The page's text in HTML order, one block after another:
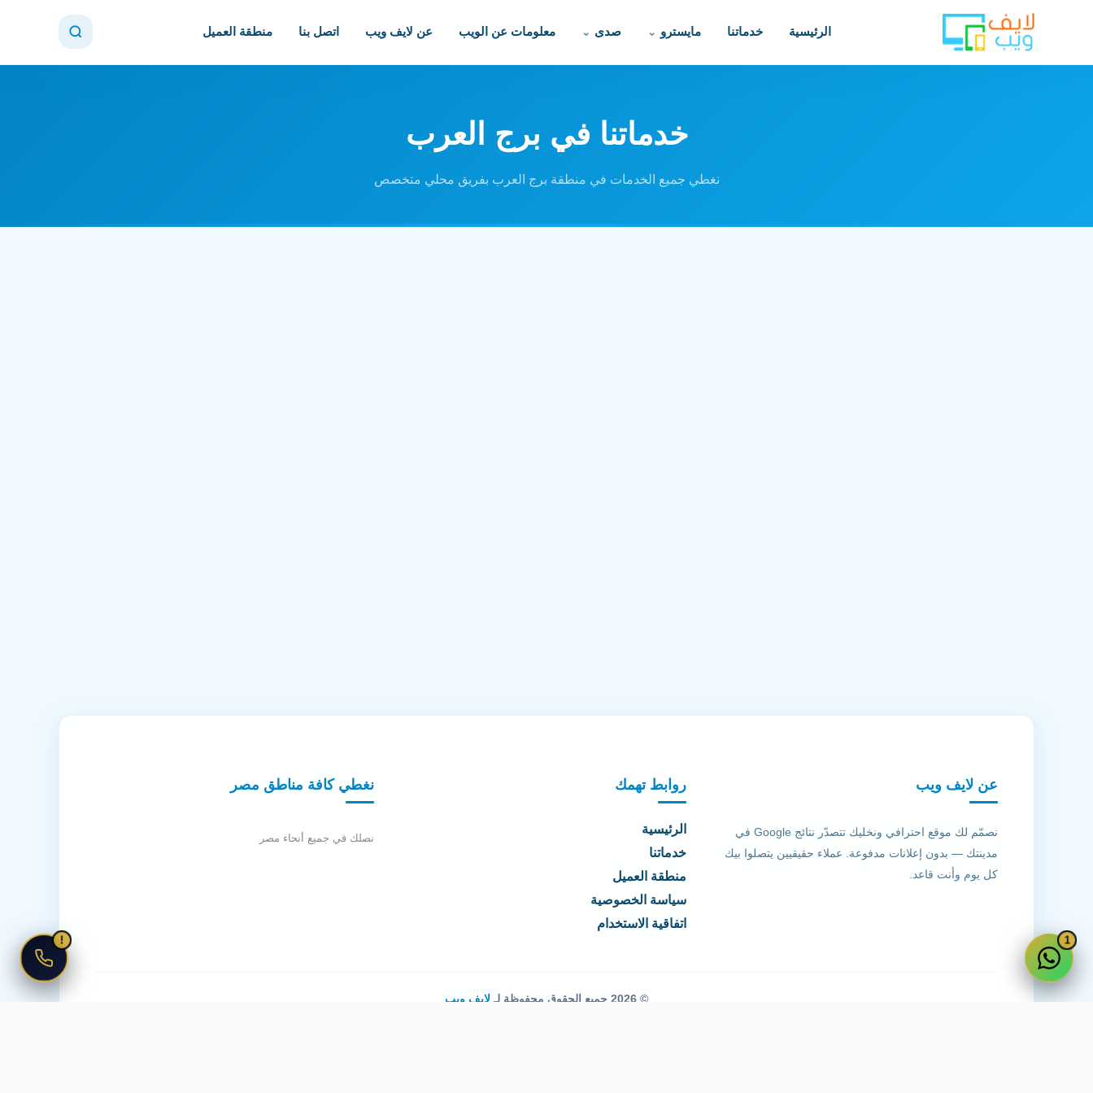
الرئيسية خدماتنا مايسترو صدى معلومات عن الويب عن لايف ويب اتصل بنا منطقة العميل
خدماتنا في برج العرب
نغطي جميع الخدمات في منطقة برج العرب بفريق محلي متخصص
عن لايف ويب
نصمّم لك موقع احترافي ونخليك تتصدّر نتائج Google في
مدينتك — بدون إعلانات مدفوعة. عملاء حقيقيين يتصلوا بيك
كل يوم وأنت قاعد.
روابط تهمك
الرئيسية
خدماتنا
منطقة العميل
سياسة الخصوصية
اتفاقية الاستخدام
نغطي كافة مناطق مصر
نصلك في جميع أنحاء مصر
© 2026 جميع الحقوق محفوظة لـ لايف ويب
1
!